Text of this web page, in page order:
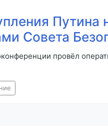
Путина
Совета
провёл